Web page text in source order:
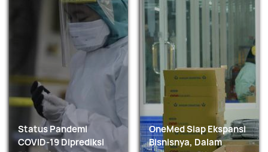
Status Pandemi
COVID-19 Diprediksi
OneMed Siap Ekspansi
Bisnisnya, Dalam